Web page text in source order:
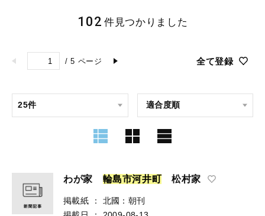
/ 5 ページ 全て登録
102 件見つかりました
わが家 輪島市河井町松村家
掲載紙 ：
北國：朝刊